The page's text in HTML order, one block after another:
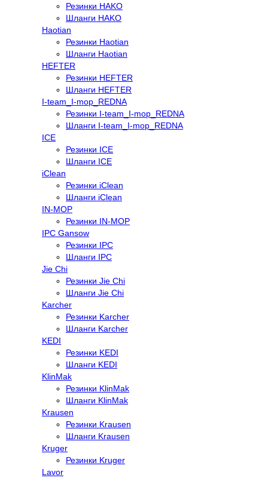
Резинки HAKO
Шланги HAKO
Haotian
Резинки Haotian
Шланги Haotian
HEFTER
Резинки HEFTER
Шланги HEFTER
I-team_I-mop_REDNA
Резинки I-team_I-mop_REDNA
Шланги I-team_I-mop_REDNA
ICE
Резинки ICE
Шланги ICE
iClean
Резинки iClean
Шланги iClean
IN-MOP
Резинки IN-MOP
IPC Gansow
Резинки IPC
Шланги IPC
Jie Chi
Резинки Jie Chi
Шланги Jie Chi
Karcher
Резинки Karcher
Шланги Karcher
KEDI
Резинки KEDI
Шланги KEDI
KlinMak
Резинки KlinMak
Шланги KlinMak
Krausen
Резинки Krausen
Шланги Krausen
Kruger
Резинки Kruger
Lavor